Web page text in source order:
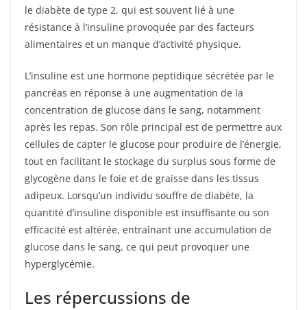
le diabète de type 2, qui est souvent lié à une
résistance à l’insuline provoquée par des facteurs
alimentaires et un manque d’activité physique.
L’insuline est une hormone peptidique sécrétée par le
pancréas en réponse à une augmentation de la
concentration de glucose dans le sang, notamment
après les repas. Son rôle principal est de permettre aux
cellules de capter le glucose pour produire de l’énergie,
tout en facilitant le stockage du surplus sous forme de
glycogène dans le foie et de graisse dans les tissus
adipeux. Lorsqu’un individu souffre de diabète, la
quantité d’insuline disponible est insuffisante ou son
efficacité est altérée, entraînant une accumulation de
glucose dans le sang, ce qui peut provoquer une
hyperglycémie.
Les répercussions de